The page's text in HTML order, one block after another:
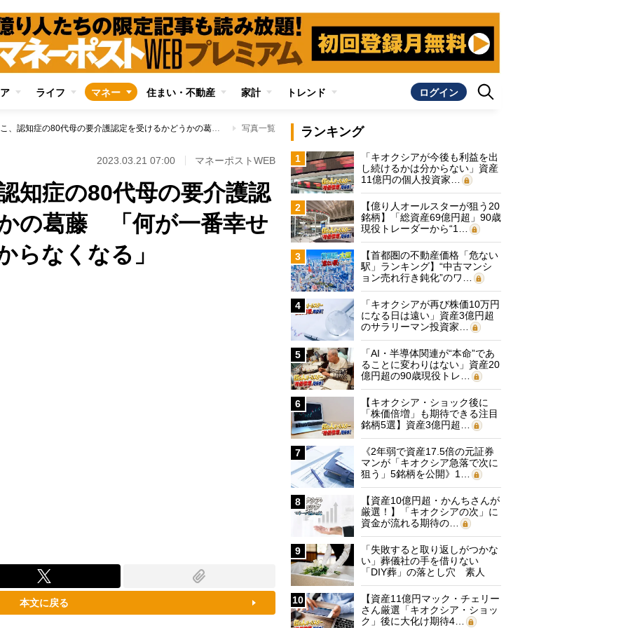
ライフ マネー 住まい・不動産 家計 トレンド ログイン
にしおかすみこ、認知症の80代母の要介護認定を受けるかどうかの葛藤 「何が一番幸せか、堂々巡りでわからなくなる」 写真一覧
2023.03.21 07:00 マネーポストWEB
知症の80代母の要介護認
の葛藤 「何が一番幸せ
らなくなる」
本文に戻る
ランキング
1
「キオクシアが今後も利益を出
し続けるかは分からない」資産
11億円の個人投資家…
2
【億り人オールスターが狙う20
銘柄】「総資産69億円超」90歳
現役トレーダーから“1…
3
【首都圏の不動産価格「危ない
駅」ランキング】“中古マンシ
ョン売れ行き鈍化”のワ…
4
「キオクシアが再び株価10万円
になる日は遠い」資産3億円超
のサラリーマン投資家…
5
「AI・半導体関連が“本命”であ
ることに変わりはない」資産20
億円超の90歳現役トレ…
6
【キオクシア・ショック後に
「株価倍増」も期待できる注目
銘柄5選】資産3億円超…
7
《2年弱で資産17.5倍の元証券
マンが「キオクシア急落で次に
狙う」5銘柄を公開》1…
8
【資産10億円超・かんちさんが
厳選！】「キオクシアの次」に
資金が流れる期待の…
9
「失敗すると取り返しがつかな
い」葬儀社の手を借りない
「DIY葬」の落とし穴 素人
に…
10
【資産11億円マック・チェリー
さん厳選「キオクシア・ショッ
ク」後に大化け期待4…